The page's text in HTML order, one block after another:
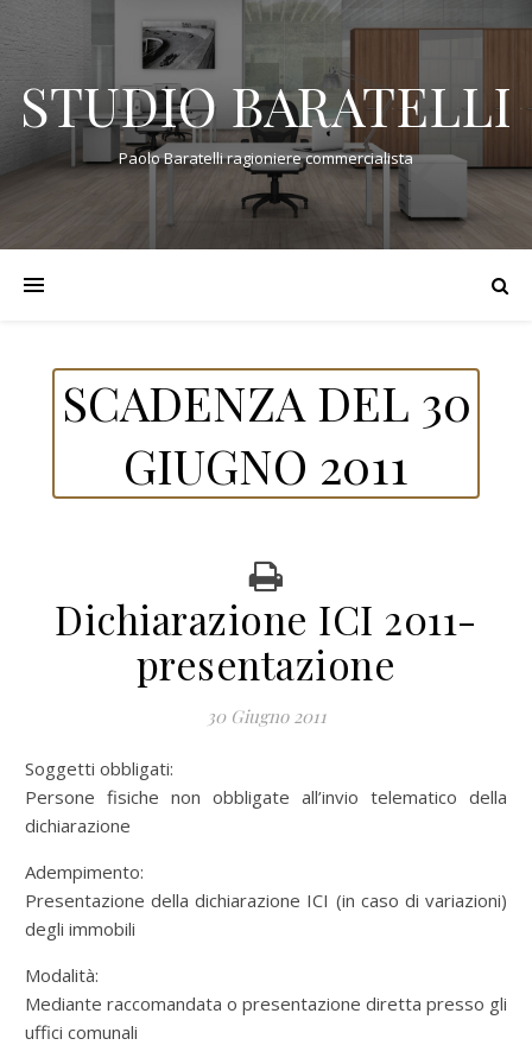
STUDIO BARATELLI
Paolo Baratelli ragioniere commercialista
SCADENZA DEL 30
GIUGNO 2011
Dichiarazione ICI 2011-
presentazione
30 Giugno 2011
Soggetti obbligati:
Persone fisiche non obbligate all’invio telematico della
dichiarazione
Adempimento:
Presentazione della dichiarazione ICI (in caso di variazioni)
degli immobili
Modalità:
Mediante raccomandata o presentazione diretta presso gli
uffici comunali